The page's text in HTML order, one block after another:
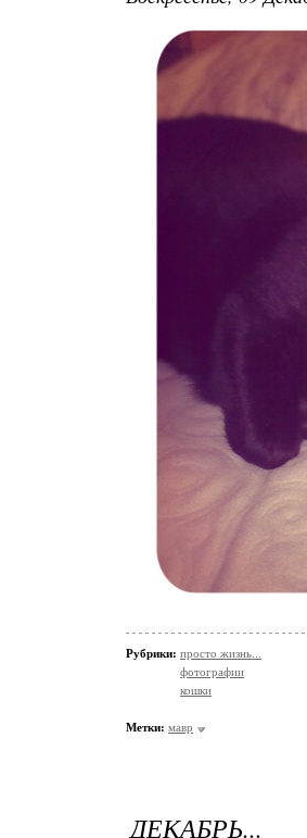
Рубрики: просто жизнь...
фотографии
кошки
Метки: мавр
ДЕКАБРЬ...